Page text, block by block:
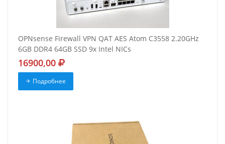
OPNsense Firewall VPN QAT AES Atom C3558 2.20GHz
6GB DDR4 64GB SSD 9x Intel NICs
16900,00
Подробнее